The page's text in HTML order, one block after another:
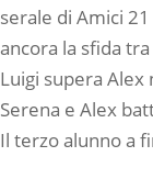
serale di Amici
ancora la sfida
Luigi supera Alex
Serena e Alex
Il terzo alunno a